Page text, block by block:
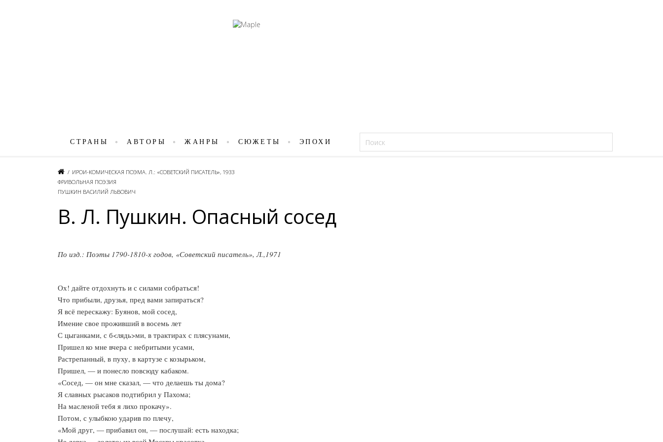
СТРАНЫ АВТОРЫ ЖАНРЫ СЮЖЕТЫ ЭПОХИ
/ ИРОИ-КОМИЧЕСКАЯ ПОЭМА. Л.: «СОВЕТСКИЙ ПИСАТЕЛЬ», 1933
ФРИВОЛЬНАЯ ПОЭЗИЯ
ПУШКИН ВАСИЛИЙ ЛЬВОВИЧ
В. Л. Пушкин. Опасный сосед
По изд.: Поэты 1790-1810-х годов, «Советский писатель», Л.,1971
Ох! дайте отдохнуть и с силами собраться!
Что прибыли, друзья, пред вами запираться?
Я всё перескажу: Буянов, мой сосед,
Имение свое проживший в восемь лет
С цыганками, с б<лядь>ми, в трактирах с плясунами,
Пришел ко мне вчера с небритыми усами,
Растрепанный, в пуху, в картузе с козырьком,
Пришел, — и понесло повсюду кабаком.
«Сосед, — он мне сказал, — что делаешь ты дома?
Я славных рысаков подтибрил у Пахома;
На масленой тебя я лихо прокачу».
Потом, с улыбкою ударив по плечу,
«Мой друг, — прибавил он, — послушай: есть находка;